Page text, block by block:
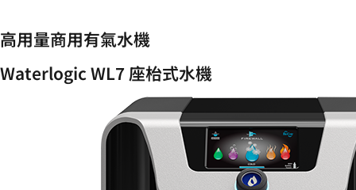
高用量商用有氣水機
Waterlogic WL7 座枱式水機